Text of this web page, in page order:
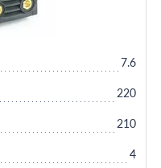
7.6
220
210
4